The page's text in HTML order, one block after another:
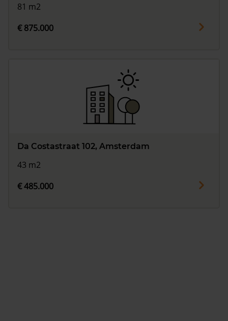
81 m2
€ 875.000
Da Costastraat 102, Amsterdam
43 m2
€ 485.000